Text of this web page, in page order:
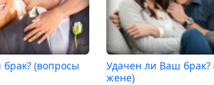
(вопросы
Удачен ли Ваш брак?
жене)